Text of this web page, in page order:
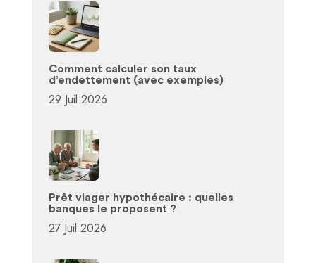
Comment calculer son taux
d’endettement (avec exemples)
29 Juil 2026
Prêt viager hypothécaire : quelles
banques le proposent ?
27 Juil 2026